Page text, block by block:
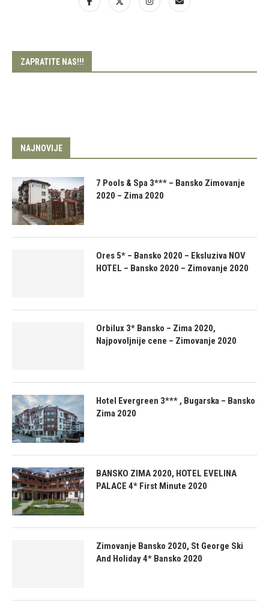
ZAPRATITE NAS!!!
NAJNOVIJE
7 Pools & Spa 3*** – Bansko Zimovanje
2020 – Zima 2020
Ores 5* – Bansko 2020 – Eksluziva NOV
HOTEL – Bansko 2020 – Zimovanje 2020
Orbilux 3* Bansko – Zima 2020,
Najpovoljnije cene – Zimovanje 2020
Hotel Evergreen 3*** , Bugarska – Bansko
Zima 2020
BANSKO ZIMA 2020, HOTEL EVELINA
PALACE 4* First Minute 2020
Zimovanje Bansko 2020, St George Ski
And Holiday 4* Bansko 2020